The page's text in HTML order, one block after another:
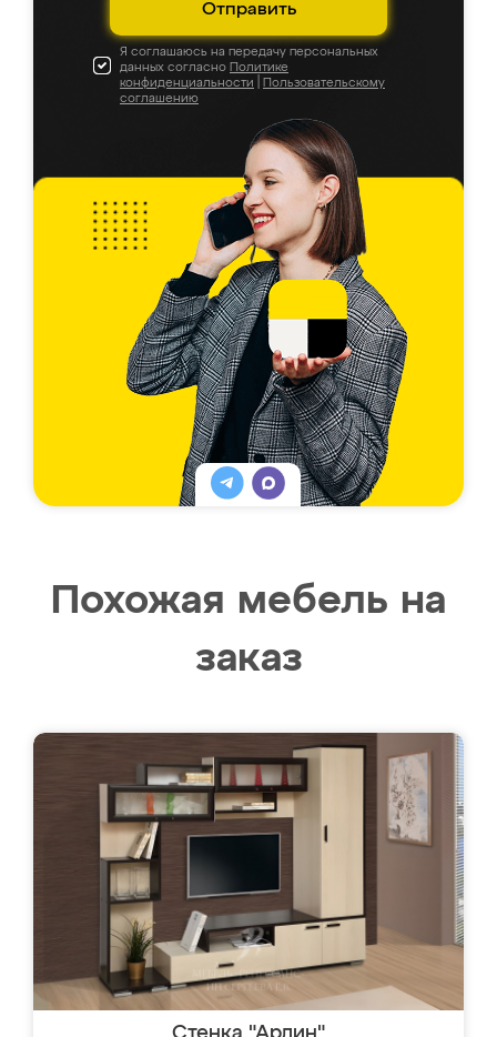
Отправить
Я соглашаюсь на передачу персональных
данных согласно Политике
конфиденциальности
Пользовательскому
соглашению
Похожая мебель на
заказ